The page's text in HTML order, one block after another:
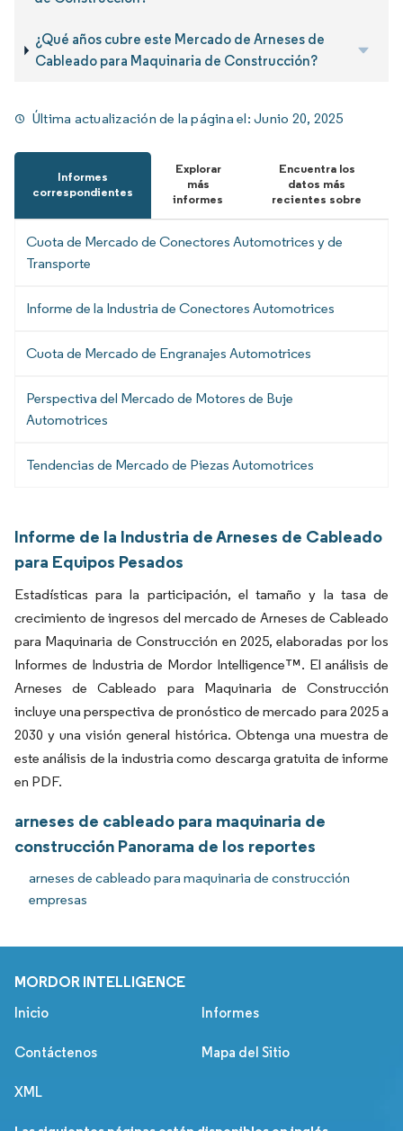
¿Qué años cubre este Mercado de Arneses de
Cableado para Maquinaria de Construcción?
Última actualización de la página el:Junio 20, 2025
Informes
correspondientes
Explorar
más
informes
Encuentra los
datos más
recientes sobre
Cuota de Mercado de Conectores Automotrices y de
Transporte
Informe de la Industria de Conectores Automotrices
Cuota de Mercado de Engranajes Automotrices
Perspectiva del Mercado de Motores de Buje
Automotrices
Tendencias de Mercado de Piezas Automotrices
Informe de la Industria de Arneses de Cableado
para Equipos Pesados
Estadísticas para la participación, el tamaño y la tasa de
crecimiento de ingresos del mercado de Arneses de Cableado
para Maquinaria de Construcción en 2025, elaboradas por los
Informes de Industria de Mordor Intelligence™. El análisis de
Arneses de Cableado para Maquinaria de Construcción
incluye una perspectiva de pronóstico de mercado para 2025 a
2030 y una visión general histórica. Obtenga una muestra de
este análisis de la industria como descarga gratuita de informe
en PDF.
arneses de cableado para maquinaria de
construcción Panorama de los reportes
arneses de cableado para maquinaria de construcción
empresas
MORDOR INTELLIGENCE
Inicio Informes
Contáctenos Mapa del Sitio
XML